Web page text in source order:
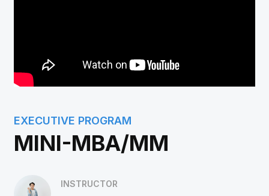
EXECUTIVE PROGRAM
MINI-MBA/MM
INSTRUCTOR